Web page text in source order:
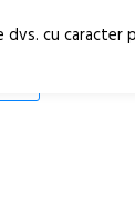
cu caracter